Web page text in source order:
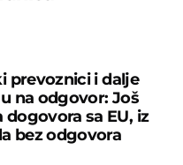
prevoznici i dalje
na odgovor: Još
dogovora sa EU, iz
bez odgovora